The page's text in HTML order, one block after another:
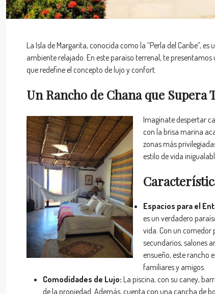
La Isla de Margarita, conocida como la “Perla del Caribe”,
ambiente relajado. En este paraíso terrenal, te
que redefine el concepto de lujo y confort.
Un Rancho de Chana que Supera
Imagínate despertar
con la brisa marina
zonas más
estilo de vida
Espacios para el
es un verdadero
vida. Con un comedor
secundarios, salones
ensueño, este rancho
familiares y amigos.
Comodidades de Lujo: La piscina, con su caney,
de la propiedad. Además, cuenta con una cancha de